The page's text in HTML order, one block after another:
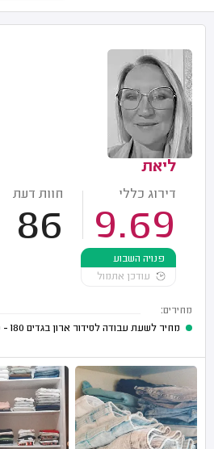
ליאת
דירוג כללי
9.69
חוות דעת
86
פנויה השבוע
עודכן אתמול
מחירים:
מחיר לשעת עבודה לסידור ארון בגדים 180 - 180